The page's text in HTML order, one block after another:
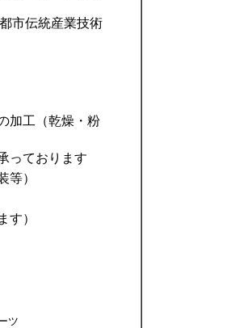
市伝統産業技術
加工（乾燥・粉
っております
等）
す）
ツ